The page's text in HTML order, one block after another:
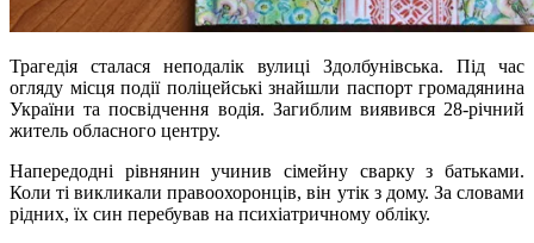
Трагедія сталася неподалік вулиці Здолбунівська. Під час
огляду місця події поліцейські знайшли паспорт громадянина
України та посвідчення водія. Загиблим виявився 28-річний
житель обласного центру.
Напередодні рівнянин учинив сімейну сварку з батьками.
Коли ті викликали правоохоронців, він утік з дому. За словами
рідних, їх син перебував на психіатричному обліку.